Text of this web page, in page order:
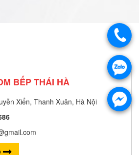
BẾP THÁI HÀ
Xiển, Thanh Xuân, Hà Nội